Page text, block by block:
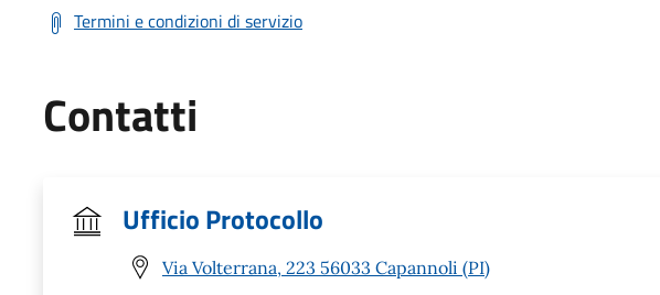
Termini e condizioni di servizio
Contatti
Ufficio Protocollo
Via Volterrana, 223 56033 Capannoli (PI)